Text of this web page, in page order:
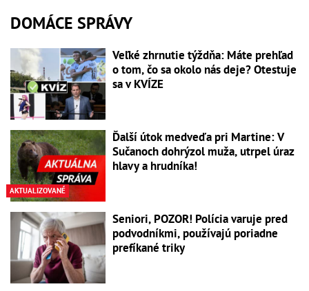
DOMÁCE SPRÁVY
Veľké zhrnutie týždňa: Máte prehľad
o tom, čo sa okolo nás deje? Otestuje
sa v KVÍZE
AKTUALIZOVANÉ
Ďalší útok medveďa pri Martine: V
Sučanoch dohrýzol muža, utrpel úraz
hlavy a hrudníka!
Seniori, POZOR! Polícia varuje pred
podvodníkmi, používajú poriadne
prefíkané triky